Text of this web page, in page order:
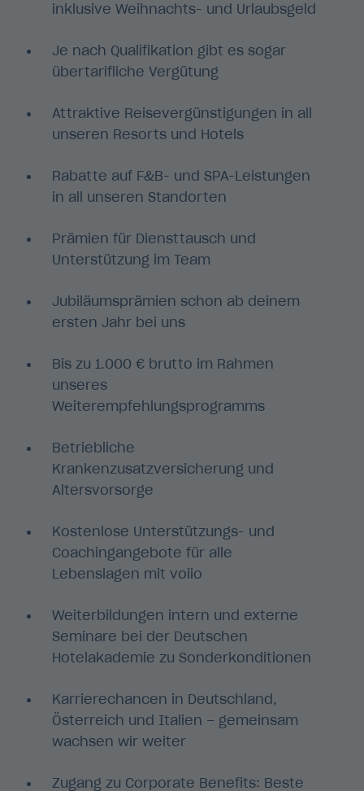
inklusive Weihnachts- und Urlaubsgeld
Je nach Qualifikation gibt es sogar
übertarifliche Vergütung
Attraktive Reisevergünstigungen in all
unseren Resorts und Hotels
Rabatte auf F&B- und SPA-Leistungen
in all unseren Standorten
Prämien für Diensttausch und
Unterstützung im Team
Jubiläumsprämien schon ab deinem
ersten Jahr bei uns
Bis zu 1.000 € brutto im Rahmen
unseres
Weiterempfehlungsprogramms
Betriebliche
Krankenzusatzversicherung und
Altersvorsorge
Kostenlose Unterstützungs- und
Coachingangebote für alle
Lebenslagen mit voiio
Weiterbildungen intern und externe
Seminare bei der Deutschen
Hotelakademie zu Sonderkonditionen
Karrierechancen in Deutschland,
Österreich und Italien – gemeinsam
wachsen wir weiter
Zugang zu Corporate Benefits: Beste